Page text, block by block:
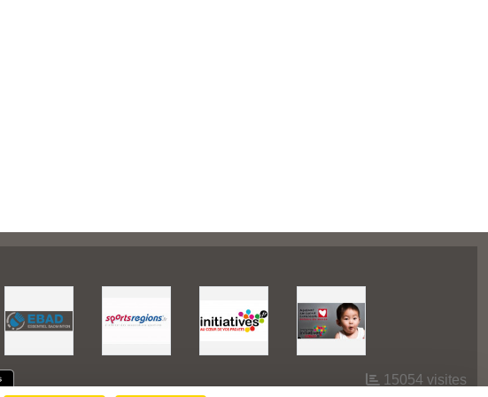
15054 visites